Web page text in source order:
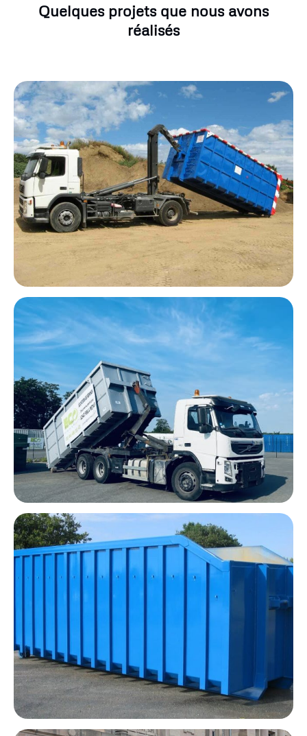
Quelques projets que nous avons
réalisés